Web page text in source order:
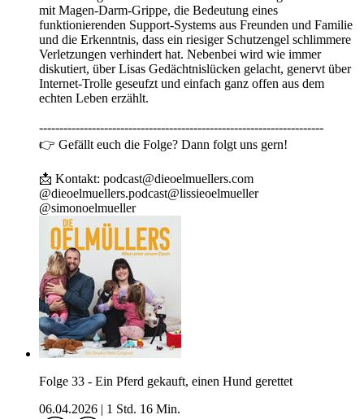
mit Magen-Darm-Grippe, die Bedeutung eines
funktionierenden Support-Systems aus Freunden und Familie
und die Erkenntnis, dass ein riesiger Schutzengel schlimmere
Verletzungen verhindert hat. Nebenbei wird wie immer
diskutiert, über Lisas Gedächtnislücken gelacht, genervt über
Internet-Trolle geseufzt und einfach ganz offen aus dem
echten Leben erzählt.
----------------------------------------------------------------------
👉 Gefällt euch die Folge? Dann folgt uns gern!
📩 Kontakt: ⁠⁠⁠⁠⁠⁠⁠podcast@dieoelmuellers.com⁠⁠ ⁠ ⁠⁠⁠⁠
⁠⁠@⁠dieoelmuellers.podcast⁠⁠⁠⁠⁠@⁠lissieoelmueller
⁠⁠⁠⁠⁠@⁠simonoelmueller⁠⁠
Folge 33 - Ein Pferd gekauft, einen Hund gerettet
06.04.2026
1 Std. 16 Min.